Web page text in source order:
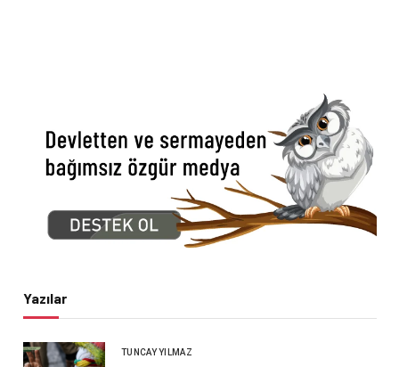
Yazılar
TUNCAY YILMAZ